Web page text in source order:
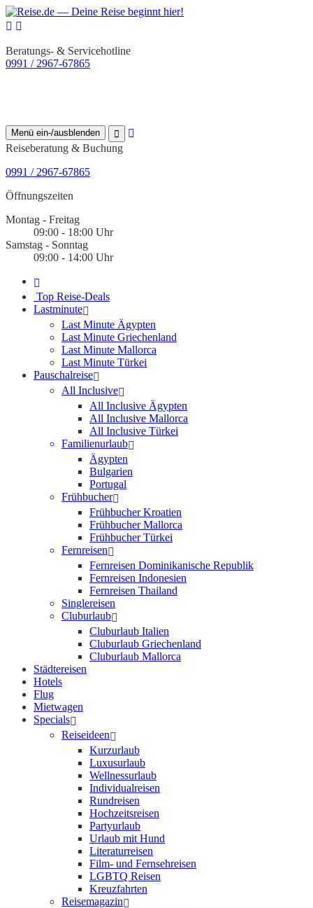
Beratungs- & Servicehotline
0991 / 2967-67865
Menü ein-/ausblenden
Reiseberatung & Buchung
0991 / 2967-67865
Öffnungszeiten
Montag - Freitag
09:00 - 18:00 Uhr
Samstag - Sonntag
09:00 - 14:00 Uhr
Top Reise-Deals
Lastminute
Last Minute Ägypten
Last Minute Griechenland
Last Minute Mallorca
Last Minute Türkei
Pauschalreise
All Inclusive
All Inclusive Ägypten
All Inclusive Mallorca
All Inclusive Türkei
Familienurlaub
Ägypten
Bulgarien
Portugal
Frühbucher
Frühbucher Kroatien
Frühbucher Mallorca
Frühbucher Türkei
Fernreisen
Fernreisen Dominikanische Republik
Fernreisen Indonesien
Fernreisen Thailand
Singlereisen
Cluburlaub
Cluburlaub Italien
Cluburlaub Griechenland
Cluburlaub Mallorca
Städtereisen
Hotels
Flug
Mietwagen
Specials
Reiseideen
Kurzurlaub
Luxusurlaub
Wellnessurlaub
Individualreisen
Rundreisen
Hochzeitsreisen
Partyurlaub
Urlaub mit Hund
Literaturreisen
Film- und Fernsehreisen
LGBTQ Reisen
Kreuzfahrten
Reisemagazin